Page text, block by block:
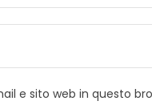
e sito web in questo